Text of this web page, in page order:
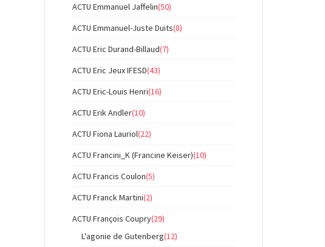
ACTU Emmanuel Jaffelin(50)
ACTU Emmanuel-Juste Duits(8)
ACTU Eric Durand-Billaud(7)
ACTU Eric Jeux IFESD(43)
ACTU Eric-Louis Henri(16)
ACTU Erik Andler(10)
ACTU Fiona Lauriol(22)
ACTU Francini_K (Francine Keiser)(10)
ACTU Francis Coulon(5)
ACTU Franck Martini(2)
ACTU François Coupry(29)
L'agonie de Gutenberg(12)